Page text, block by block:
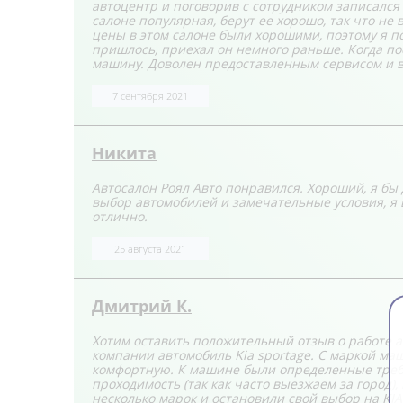
автоцентр и поговорив с сотрудником
салоне популярная, берут ее хорошо, так что
цены в этом салоне были хорошими, поэтому я
пришлось, приехал он немного раньше. Когда
машину. Доволен предоставленным сервисом и
7 сентября 2021
Никита
Автосалон Роял Авто понравился. Хороший, я
выбор автомобилей и замечательные условия, я
отлично.
25 августа 2021
Дмитрий К.
Хотим оставить положительный отзыв о работе
компании автомобиль Kia sportage. С маркой
комфортную. К машине были определенные
проходимость (так как часто выезжаем за
несколько марок и остановили свой выбор на